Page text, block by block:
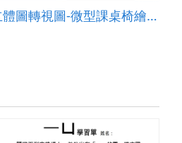
立體圖轉視圖-微型課桌椅繪製(以椅子為例)